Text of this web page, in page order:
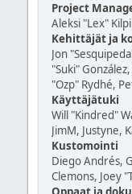
Project
Aleksi "Lex"
Kehittäjät ja
Jon
"Suki"
"Ozp" Rydhé,
Käyttäjätuki
Will "Kindred"
JimM, Justyne,
Kustomointi
Diego Andrés,
Clemons, Joey